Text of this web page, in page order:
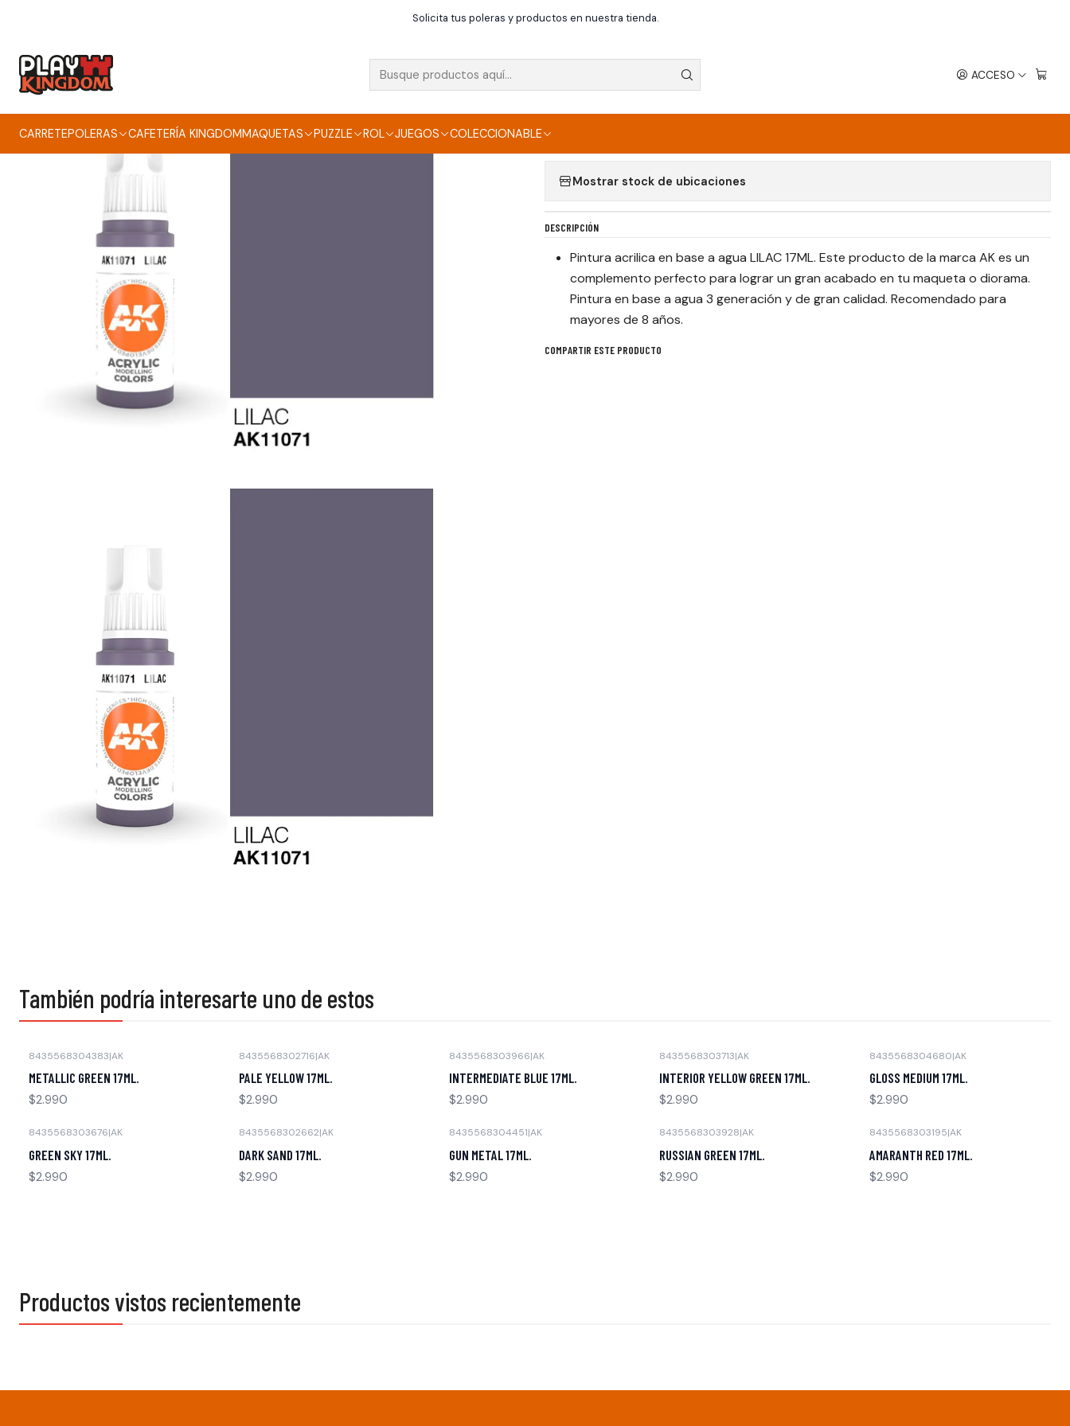
ACCESO
CARRETEPOLERAS CAFETERÍA KINGDOMMAQUETAS PUZZLE ROL JUEGOS COLECCIONABLE
Solicita tus poleras y productos en nuestra tienda.
Inicio Pinturas LILAC 17ML.
LILAC 17ML.
Mostrar stock de ubicaciones
DESCRIPCIÓN
Pintura acrilica en base a agua LILAC 17ML. Este producto de la marca AK es un
complemento perfecto para lograr un gran acabado en tu maqueta o diorama.
Pintura en base a agua 3 generación y de gran calidad. Recomendado para
mayores de 8 años.
COMPARTIR ESTE PRODUCTO
También podría interesarte uno de estos
8435568304383|AK
METALLIC GREEN 17ML.
$2.990
8435568302716|AK
PALE YELLOW 17ML.
$2.990
8435568303966|AK
INTERMEDIATE BLUE 17ML.
$2.990
8435568303713|AK
INTERIOR YELLOW GREEN 17ML.
$2.990
8435568304680|AK
GLOSS MEDIUM 17ML.
$2.990
8435568303676|AK
GREEN SKY 17ML.
$2.990
8435568302662|AK
DARK SAND 17ML.
$2.990
8435568304451|AK
GUN METAL 17ML.
$2.990
8435568303928|AK
RUSSIAN GREEN 17ML.
$2.990
8435568303195|AK
AMARANTH RED 17ML.
$2.990
Productos vistos recientemente